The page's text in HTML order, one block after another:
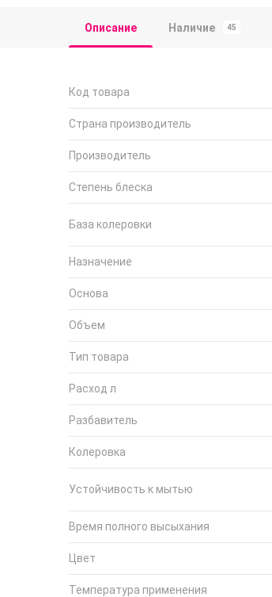
Описание Наличие 45
Код товара
Страна производитель
Производитель
Степень блеска
База колеровки
Назначение
Основа
Объем
Тип товара
Расход л
Разбавитель
Колеровка
Устойчивость к мытью
Время полного высыхания
Цвет
Температура применения